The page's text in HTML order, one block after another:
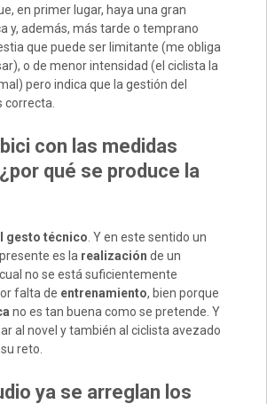
en primer lugar, haya una gran
y, además, más tarde o temprano
que puede ser limitante (me obliga
o de menor intensidad (el ciclista la
pero indica que la gestión del
con las medidas
qué se produce la
gesto técnico . Y en este sentido un
es la realización de un
no se está suficientemente
falta de entrenamiento, bien porque
no es tan buena como se pretende. Y
al novel y también al ciclista avezado
reto.
ya se arreglan los